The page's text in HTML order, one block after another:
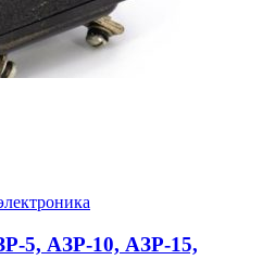
5, АЗР-10, АЗР-15,